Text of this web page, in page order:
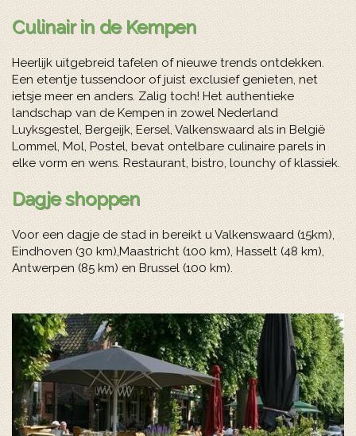
Culinair in de Kempen
Heerlijk uitgebreid tafelen of nieuwe trends ontdekken.
Een etentje tussendoor of juist exclusief genieten, net
ietsje meer en anders. Zalig toch! Het authentieke
landschap van de Kempen in zowel Nederland
Luyksgestel, Bergeijk, Eersel, Valkenswaard als in België
Lommel, Mol, Postel, bevat ontelbare culinaire parels in
elke vorm en wens. Restaurant, bistro, lounchy of klassiek.
Dagje shoppen
Voor een dagje de stad in bereikt u Valkenswaard (15km),
Eindhoven (30 km),Maastricht (100 km), Hasselt (48 km),
Antwerpen (85 km) en Brussel (100 km).